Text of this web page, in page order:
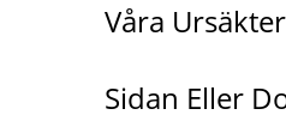
Våra
Sidan Eller